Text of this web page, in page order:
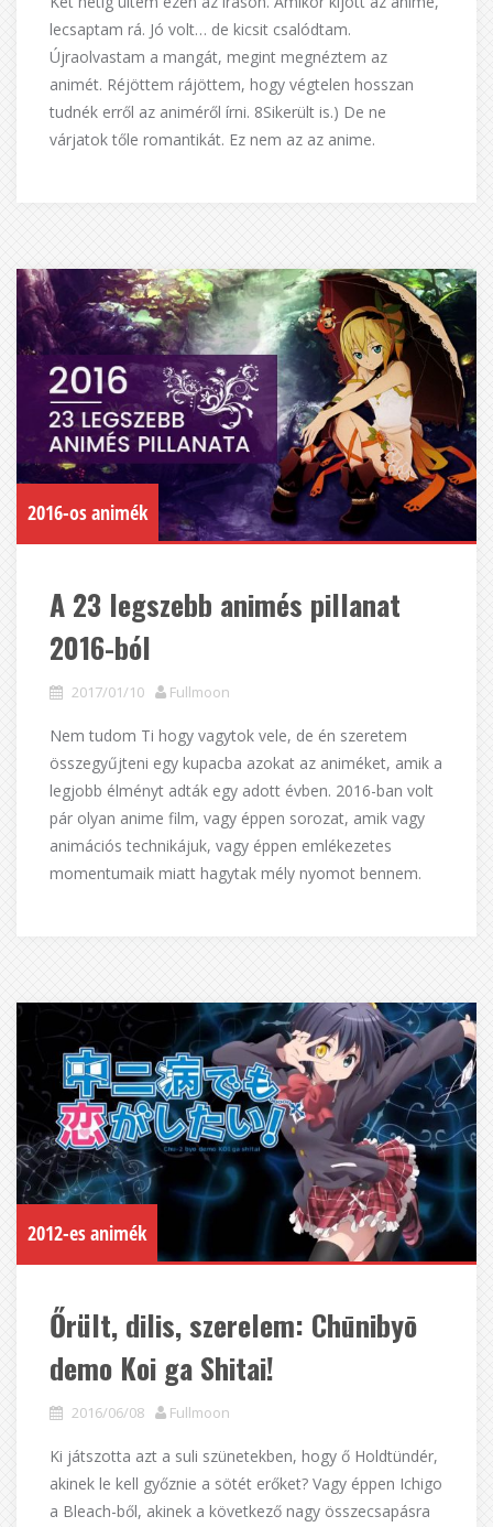
lecsaptam rá. Jó volt… de kicsit csalódtam.
Újraolvastam a mangát, megint megnéztem az
animét. Réjöttem rájöttem, hogy végtelen hosszan
tudnék erről az animéről írni. 8Sikerült is.) De ne
várjatok tőle romantikát. Ez nem az az anime.
2016-os animék
A 23 legszebb animés pillanat
2016-ból
2017/01/10 Fullmoon
Nem tudom Ti hogy vagytok vele, de én szeretem
összegyűjteni egy kupacba azokat az animéket, amik a
legjobb élményt adták egy adott évben. 2016-ban volt
pár olyan anime film, vagy éppen sorozat, amik vagy
animációs technikájuk, vagy éppen emlékezetes
momentumaik miatt hagytak mély nyomot bennem.
2012-es animék
Őrült, dilis, szerelem: Chūnibyō
demo Koi ga Shitai!
2016/06/08 Fullmoon
Ki játszotta azt a suli szünetekben, hogy ő Holdtündér,
akinek le kell győznie a sötét erőket? Vagy éppen Ichigo
a Bleach-ből, akinek a következő nagy összecsapásra